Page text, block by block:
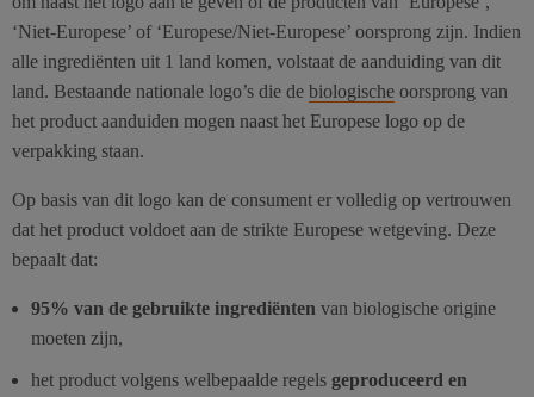
‘Niet-Europese’ of ‘Europese/Niet-Europese’ oorsprong zijn. Indien
alle ingrediënten uit 1 land komen, volstaat de aanduiding van dit
land. Bestaande nationale logo’s die de biologische oorsprong van
het product aanduiden mogen naast het Europese logo op de
verpakking staan.
Op basis van dit logo kan de consument er volledig op vertrouwen
dat het product voldoet aan de strikte Europese wetgeving. Deze
bepaalt dat:
95% van de gebruikte ingrediënten van biologische origine
moeten zijn,
het product volgens welbepaalde regels geproduceerd en